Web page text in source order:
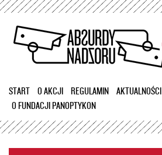
Przejdź
treści
START O AKCJI REGULAMIN
AKTUALNOŚCI
O FUNDACJI PANOPTYKON